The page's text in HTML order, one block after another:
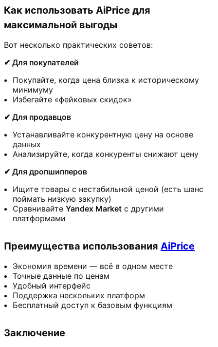
Как использовать AiPrice для
максимальной выгоды
Вот несколько практических советов:
✔ Для покупателей
Покупайте, когда цена близка к историческому
минимуму
Избегайте «фейковых скидок»
✔ Для продавцов
Устанавливайте конкурентную цену на основе
данных
Анализируйте, когда конкуренты снижают цену
✔ Для дропшипперов
Ищите товары с нестабильной ценой (есть шанс
поймать низкую закупку)
Сравнивайте Yandex Market с другими
платформами
Преимущества использования AiPrice
Экономия времени — всё в одном месте
Точные данные по ценам
Удобный интерфейс
Поддержка нескольких платформ
Бесплатный доступ к базовым функциям
Заключение